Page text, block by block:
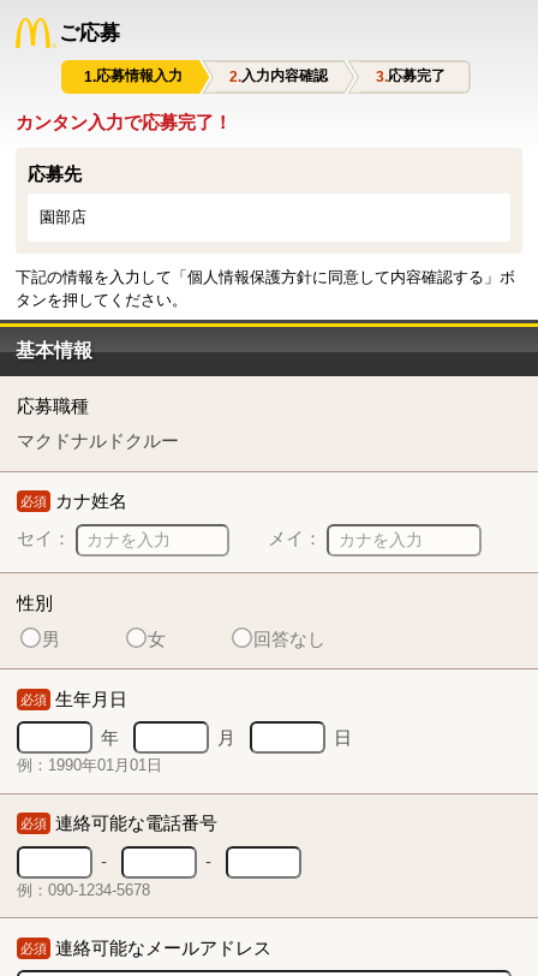
ご応募
応募情報入力 入力内容確認 応募完了
カンタン入力で応募完了！
応募先
園部店
下記の情報を入力して「個人情報保護方針に同意して内容確認する」ボ
タンを押してください。
基本情報
応募職種
マクドナルドクルー
必須 カナ姓名
セイ：
メイ：
性別
男
女 回答なし
必須 生年月日
年
月 日
例：1990年01月01日
必須 連絡可能な電話番号
-
-
例：090-1234-5678
必須 連絡可能なメールアドレス